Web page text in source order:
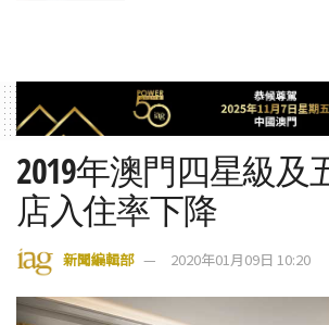
2019年澳門四星級及
店入住率下降
新聞編輯部 2020年01月09日 10:20